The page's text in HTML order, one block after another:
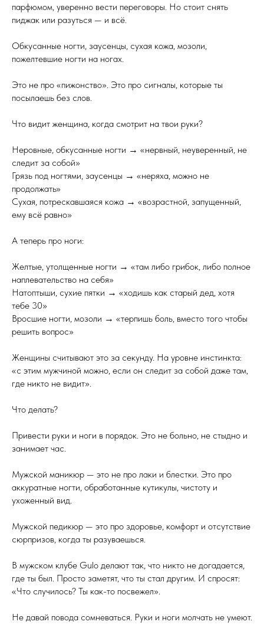
парфюмом, уверенно вести переговоры. Но стоит снять
пиджак или разуться — и всё.
Обкусанные ногти, заусенцы, сухая кожа, мозоли,
пожелтевшие ногти на ногах.
Это не про «пижонство». Это про сигналы, которые ты
посылаешь без слов.
Что видит женщина, когда смотрит на твои руки?
Неровные, обкусанные ногти → «нервный, неуверенный, не
следит за собой»
Грязь под ногтями, заусенцы → «неряха, можно не
продолжать»
Сухая, потрескавшаяся кожа → «возрастной, запущенный,
ему всё равно»
А теперь про ноги:
Желтые, утолщенные ногти → «там либо грибок, либо полное
наплевательство на себя»
Натоптыши, сухие пятки → «ходишь как старый дед, хотя
тебе 30»
Вросшие ногти, мозоли → «терпишь боль, вместо того чтобы
решить вопрос»
Женщины считывают это за секунду. На уровне инстинкта:
«с этим мужчиной можно, если он следит за собой даже там,
где никто не видит».
Что делать?
Привести руки и ноги в порядок. Это не больно, не стыдно и
занимает час.
Мужской маникюр — это не про лаки и блестки. Это про
аккуратные ногти, обработанные кутикулы, чистоту и
ухоженный вид.
Мужской педикюр — это про здоровье, комфорт и отсутствие
сюрпризов, когда ты разуваешься.
В мужском клубе Gulo делают так, что никто не догадается,
где ты был. Просто заметят, что ты стал другим. И спросят:
«Что случилось? Ты как-то посвежел».
Не давай повода сомневаться. Руки и ноги молчать не умеют.